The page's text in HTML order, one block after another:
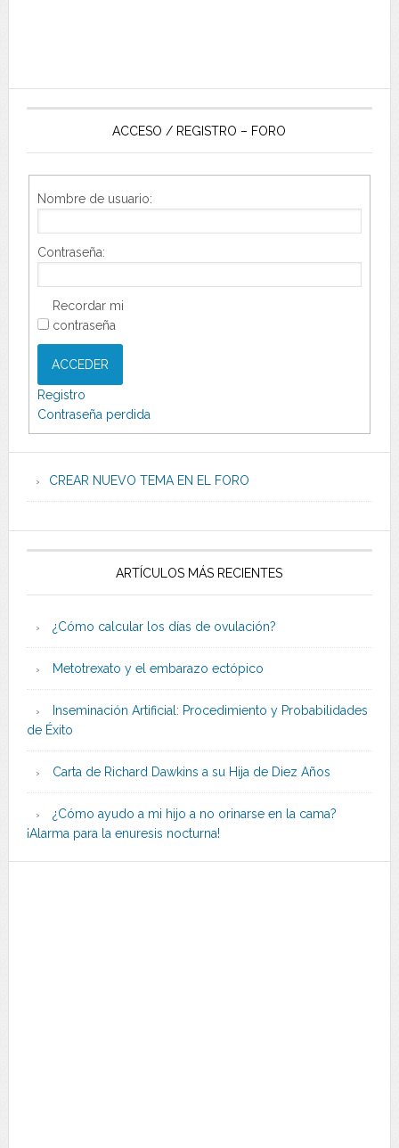
ACCESO / REGISTRO – FORO
Nombre de usuario:
Contraseña:
Recordar mi
contraseña
ACCEDER
Registro
Contraseña perdida
CREAR NUEVO TEMA EN EL FORO
ARTÍCULOS MÁS RECIENTES
¿Cómo calcular los días de ovulación?
Metotrexato y el embarazo ectópico
Inseminación Artificial: Procedimiento y Probabilidades
de Éxito
Carta de Richard Dawkins a su Hija de Diez Años
¿Cómo ayudo a mi hijo a no orinarse en la cama?
¡Alarma para la enuresis nocturna!